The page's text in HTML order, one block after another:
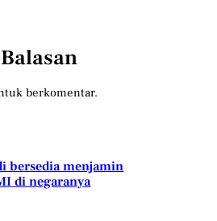
berkomentar.
bersedia menjamin
di negaranya